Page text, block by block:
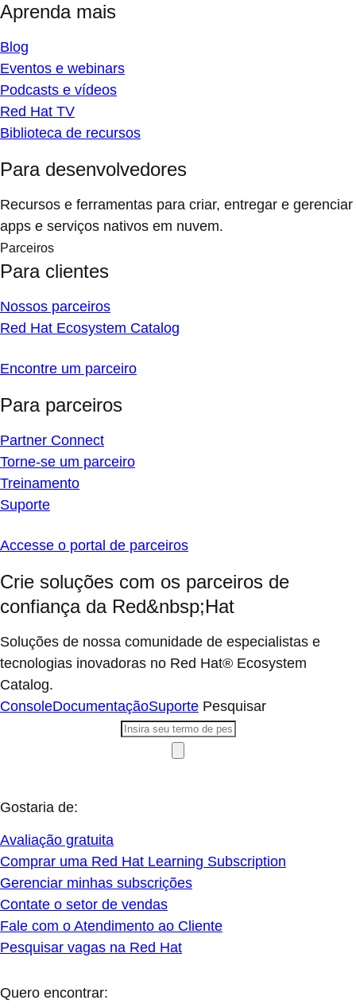
Aprenda mais
Blog
Eventos e webinars
Podcasts e vídeos
Red Hat TV
Biblioteca de recursos
Para desenvolvedores
Recursos e ferramentas para criar, entregar e gerenciar
apps e serviços nativos em nuvem.
Parceiros
Para clientes
Nossos parceiros
Red Hat Ecosystem Catalog
Encontre um parceiro
Para parceiros
Partner Connect
Torne-se um parceiro
Treinamento
Suporte
Accesse o portal de parceiros
Crie soluções com os parceiros de
confiança da Red&nbsp;Hat
Soluções de nossa comunidade de especialistas e
tecnologias inovadoras no Red Hat® Ecosystem
Catalog.
ConsoleDocumentaçãoSuporte Pesquisar
Gostaria de:
Avaliação gratuita
Comprar uma Red Hat Learning Subscription
Gerenciar minhas subscrições
Contate o setor de vendas
Fale com o Atendimento ao Cliente
Pesquisar vagas na Red Hat
Quero encontrar: